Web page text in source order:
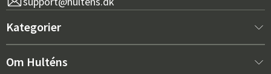
Kategorier
Nyt hos os
Om Hulténs